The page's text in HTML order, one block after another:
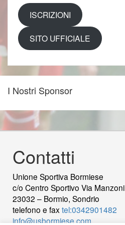
ISCRIZIONI
SITO UFFICIALE
I Nostri Sponsor
Contatti
Unione Sportiva Bormiese
c/o Centro Sportivo Via Manzoni
23032 – Bormio, Sondrio
telefono e fax tel:0342901482
info@usbormiese.com